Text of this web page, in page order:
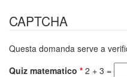
CAPTCHA
Questa domanda serve a
Quiz matematico * 2 + 3 =